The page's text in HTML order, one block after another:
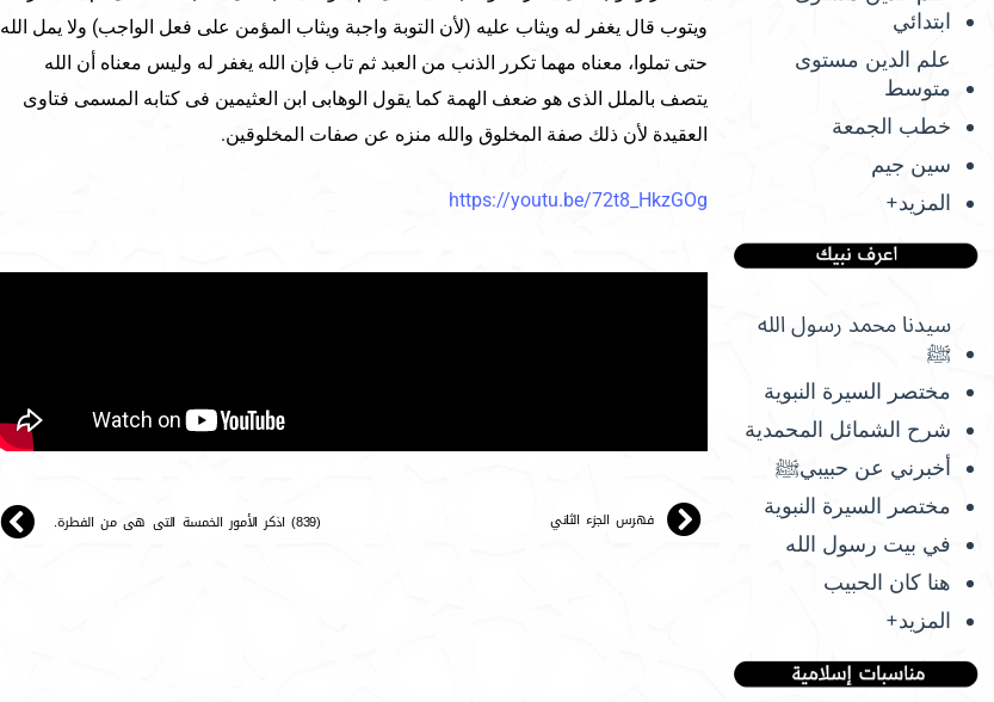
ابتدائي
علم الدين مستوى
متوسط
خطب الجمعة
سين جيم
المزيد+
سيدنا محمد رسول الله
ﷺ
مختصر السيرة النبوية
شرح الشمائل المحمدية
أخبرني عن حبيبيﷺ
مختصر السيرة النبوية
في بيت رسول الله
هنا كان الحبيب
المزيد+
ويتوب قال يغفر له ويثاب عليه (لأن التوبة واجبة ويثاب المؤمن على فعل الواجب) ولا يمل الله
حتى تملوا، معناه مهما تكرر الذنب من العبد ثم تاب فإن الله يغفر له وليس معناه أن الله
يتصف بالملل الذى هو ضعف الهمة كما يقول الوهابى ابن العثيمين فى كتابه المسمى فتاوى
العقيدة لأن ذلك صفة المخلوق والله منزه عن صفات المخلوقين.
https://youtu.be/72t8_HkzGOg
فهرس الجزء الثاني (839) اذكر الأمور الخمسة التى هى من الفطرة.